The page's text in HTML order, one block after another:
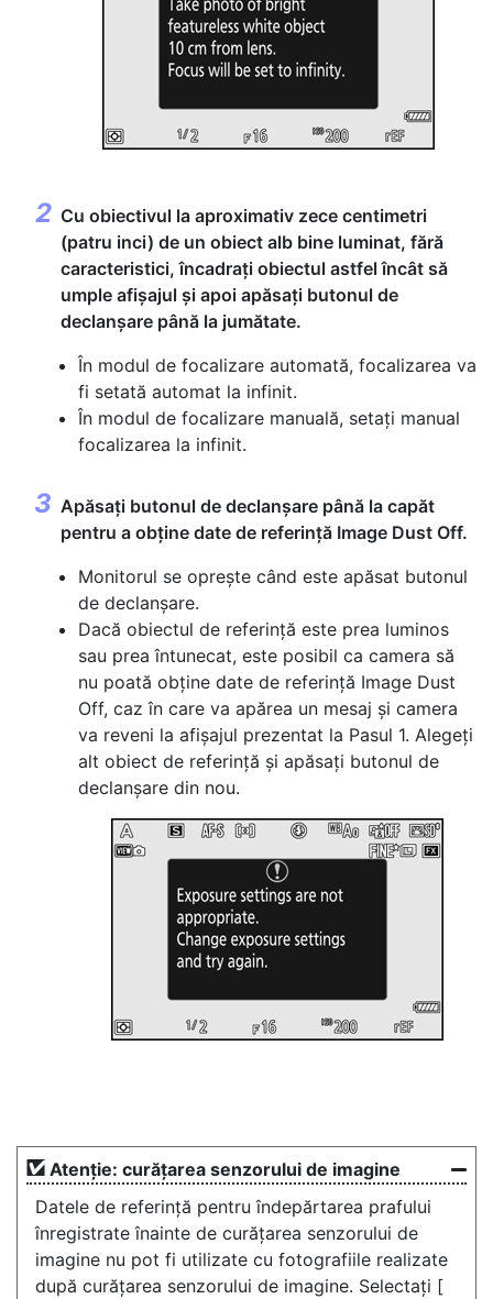
Cu obiectivul la aproximativ zece centimetri
(patru inci) de un obiect alb bine luminat, fără
caracteristici, încadrați obiectul astfel încât să
umple afișajul și apoi apăsați butonul de
declanșare până la jumătate.
În modul de focalizare automată, focalizarea va
fi setată automat la infinit.
În modul de focalizare manuală, setați manual
focalizarea la infinit.
Apăsați butonul de declanșare până la capăt
pentru a obține date de referință Image Dust Off.
Monitorul se oprește când este apăsat butonul
de declanșare.
Dacă obiectul de referință este prea luminos
sau prea întunecat, este posibil ca camera să
nu poată obține date de referință Image Dust
Off, caz în care va apărea un mesaj și camera
va reveni la afișajul prezentat la Pasul 1. Alegeți
alt obiect de referință și apăsați butonul de
declanșare din nou.
Atenție: curățarea senzorului de imagine
Datele de referință pentru îndepărtarea prafului
înregistrate înainte de curățarea senzorului de
imagine nu pot fi utilizate cu fotografiile realizate
după curățarea senzorului de imagine. Selectați [